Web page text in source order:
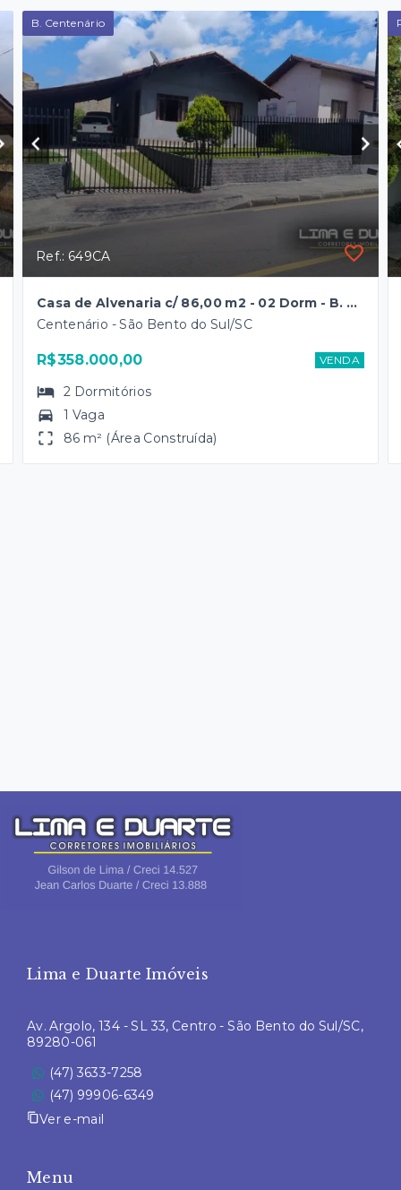
B. Centenário
Ref.: 649CA
Casa de Alvenaria c/ 86,00 m2 - 02 Dorm - B. Centenário
Centenário - São Bento do Sul/SC
R$358.000,00 VENDA
2 Dormitórios
1 Vaga
86 m² (Área Construída)
Lima e Duarte Imóveis
Av. Argolo, 134 - SL 33, Centro - São Bento do Sul/SC,
89280-061
(47) 3633-7258
(47) 99906-6349
Ver e-mail
Menu